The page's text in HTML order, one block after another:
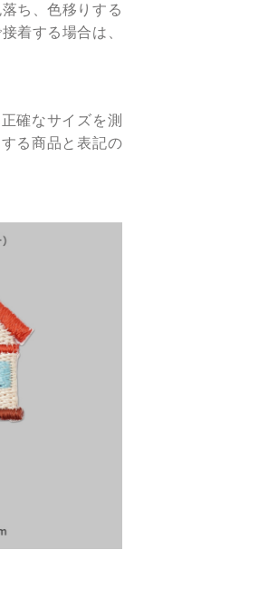
ち、色移りする
着する場合は、
確なサイズを測
る商品と表記の